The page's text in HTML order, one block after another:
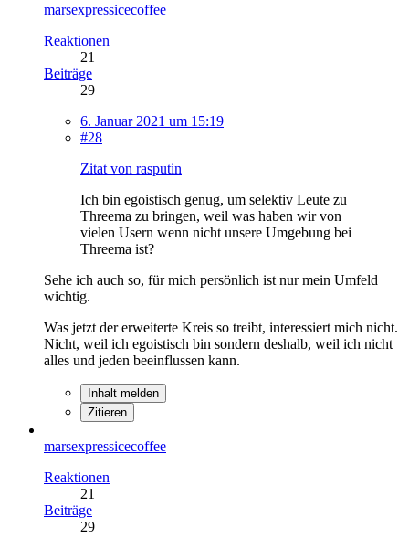
marsexpressicecoffee
Reaktionen
21
Beiträge
29
6. Januar 2021 um 15:19
#28
Zitat von rasputin
Ich bin egoistisch genug, um selektiv Leute zu
Threema zu bringen, weil was haben wir von
vielen Usern wenn nicht unsere Umgebung bei
Threema ist?
Sehe ich auch so, für mich persönlich ist nur mein Umfeld
wichtig.
Was jetzt der erweiterte Kreis so treibt, interessiert mich nicht.
Nicht, weil ich egoistisch bin sondern deshalb, weil ich nicht
alles und jeden beeinflussen kann.
Inhalt melden
Zitieren
marsexpressicecoffee
Reaktionen
21
Beiträge
29